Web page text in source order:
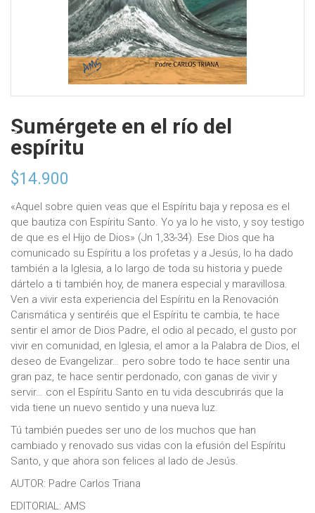
Sumérgete en el río del
espíritu
$14.900
«Aquel sobre quien veas que el Espíritu baja y reposa es el
que bautiza con Espíritu Santo. Yo ya lo he visto, y soy testigo
de que es el Hijo de Dios» (Jn 1,33-34). Ese Dios que ha
comunicado su Espíritu a los profetas y a Jesús, lo ha dado
también a la Iglesia, a lo largo de toda su historia y puede
dártelo a ti también hoy, de manera especial y maravillosa.
Ven a vivir esta experiencia del Espíritu en la Renovación
Carismática y sentiréis que el Espíritu te cambia, te hace
sentir el amor de Dios Padre, el odio al pecado, el gusto por
vivir en comunidad, en Iglesia, el amor a la Palabra de Dios, el
deseo de Evangelizar… pero sobre todo te hace sentir una
gran paz, te hace sentir perdonado, con ganas de vivir y
servir… con el Espíritu Santo en tu vida descubrirás que la
vida tiene un nuevo sentido y una nueva luz.
Tú también puedes ser uno de los muchos que han
cambiado y renovado sus vidas con la efusión del Espíritu
Santo, y que ahora son felices al lado de Jesús.
AUTOR: Padre Carlos Triana
EDITORIAL: AMS